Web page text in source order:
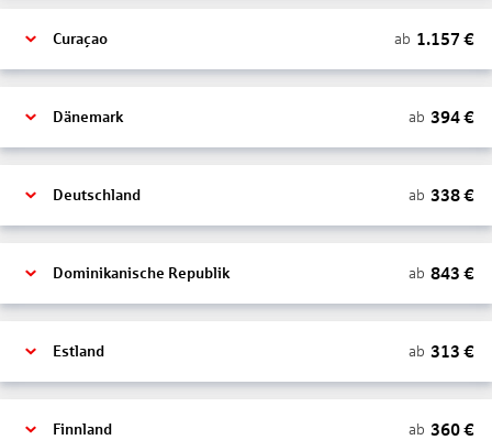
Curaçao ab 1.157 €
Dänemark ab 394€
Deutschland ab 338€
Dominikanische Republik ab 843 €
Estland ab 313 €
Finnland ab 360€